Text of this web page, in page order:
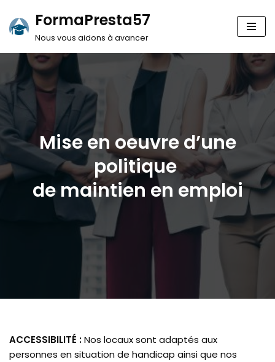
Aller
contenu
FormaPresta57
Nous vous aidons à avancer
Mise en oeuvre d’une
politique
de maintien en emploi
ACCESSIBILITÉ :Nos locaux sont adaptés aux
personnes en situation de handicap ainsi que nos